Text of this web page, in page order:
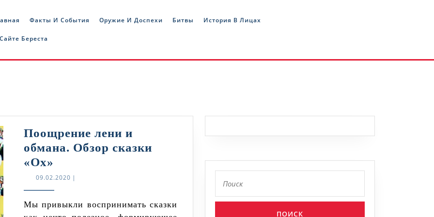
Факты И События Оружие И Доспехи Битвы История В Лицах
Береста
Поощрение лени и
обмана. Обзор сказки
«Ох»
лени
и
обмана.
09.02.202009.02.2020
|
Мы привыкли воспринимать сказки